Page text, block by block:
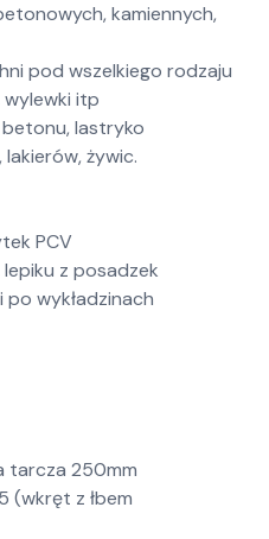
kamiennych,
pod wszelkiego rodzaju
itp
lastryko
żywic.
PCV
lepiku z posadzek
wykładzinach
tarcza 250mm
(wkręt z łbem